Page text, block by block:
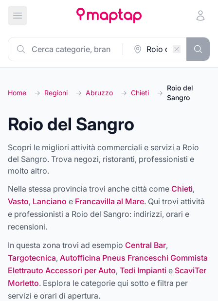
Apri menu principale
Home → Regioni → Abruzzo → Chieti →
Roio del
Sangro
Roio del Sangro
Scopri le migliori attività commerciali e servizi a Roio
del Sangro. Trova negozi, ristoranti, professionisti e
molto altro.
Nella stessa provincia trovi anche città come Chieti,
Vasto, Lanciano e Francavilla al Mare. Qui trovi attività
e professionisti a Roio del Sangro: indirizzi, orari e
recensioni.
In questa zona trovi ad esempio Central Bar,
Targotecnica, Autofficina Pneus Franceschi Gommista
Elettrauto Accessori per Auto, Tedi Impianti e ScaviTer
Morletto. Esplora le categorie qui sotto e filtra per
servizi e orari di apertura.